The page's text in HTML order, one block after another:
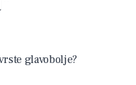
glavobolje?